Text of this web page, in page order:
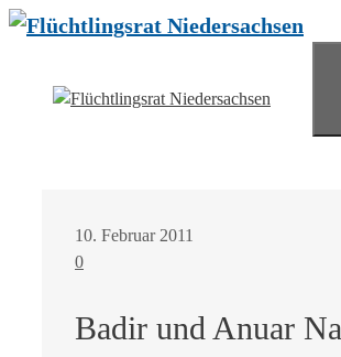
Zum
10. Februar 2011
0
Badir und Anuar